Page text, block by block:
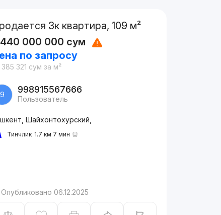
3к квартира, 109 м²
000 000 сум
по запросу
385 321 сум за м²
9 998915567666
Пользователь
Шайхонтохурский,
Тинчлик 1.7 км 7 мин
Опубликовано 06.12.2025